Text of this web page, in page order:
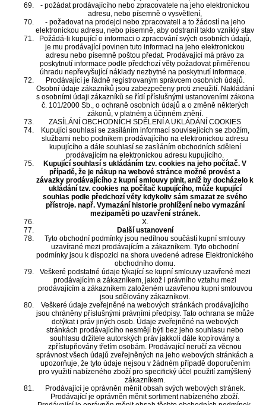
- požádat prodávajícího nebo zpracovatele na jeho elektronickou
adresu, nebo písemně o vysvětlení,
- požadovat na prodejci nebo zpracovateli a to žádostí na jeho
elektronickou adresu, nebo písemně, aby odstranil takto vzniklý stav
Požádá-li kupující o informaci o zpracování svých osobních údajů,
je mu prodávající povinen tuto informaci na jeho elektronickou
adresu nebo písemně poštou předat. Prodávající má právo za
poskytnutí informace podle předchozí věty požadovat přiměřenou
úhradu nepřevyšující náklady nezbytné na poskytnutí informace.
Prodávající je řádně registrovaným správcem osobních údajů.
Osobní údaje zákazníků jsou zabezpečeny proti zneužití. Nakládání
s osobními údaji zákazníků se řídí příslušnými ustanoveními zákona
č. 101/2000 Sb., o ochraně osobních údajů a o změně některých
zákonů, v platném a účinném znění.
ZASÍLÁNÍ OBCHODNÍCH SDĚLENÍ A UKLÁDÁNÍ COOKIES
Kupující souhlasí se zasíláním informací souvisejících se zbožím,
službami nebo podnikem prodávajícího na elektronickou adresu
kupujícího a dále souhlasí se zasíláním obchodních sdělení
prodávajícím na elektronickou adresu kupujícího.
Kupující souhlasí s ukládáním tzv. cookies na jeho počítač. V
případě, že je nákup na webové stránce možné provést a
závazky prodávajícího z kupní smlouvy plnit, aniž by docházelo k
ukládání tzv. cookies na počítač kupujícího, může kupující
souhlas podle předchozí věty kdykoliv sám smazat ze svého
přístroje. např. Vymazání historie prohlížení nebo vymazání
mezipaměti po uzavření stránek.
X.
Další ustanovení
Tyto obchodní podmínky jsou nedílnou součástí kupní smlouvy
uzavírané mezi prodávajícím a zákazníkem. Tyto obchodní
podmínky jsou k dispozici na shora uvedené adrese Elektronického
obchodního domu.
Veškeré podstatné údaje týkající se kupní smlouvy uzavřené mezi
prodávajícím a zákazníkem, jakož i právního vztahu mezi
prodávajícím a zákazníkem založeném uzavřenou kupní smlouvou
jsou sdělovány zákazníkovi.
Veškeré údaje zveřejněné na webových stránkách prodávajícího
jsou chráněny příslušnými právními předpisy. Tato ochrana se může
dotýkat i práv jiných osob. Údaje zveřejněné na webových
stránkách prodávajícího nesmějí býti bez jeho souhlasu nebo
souhlasu držitele autorských práv jakkoli dále kopírovány a
zpřístupňovány třetím osobám. Prodávající neručí za věcnou
správnost všech údajů zveřejněných na jeho webových stránkách a
upozorňuje, že tyto údaje nejsou v žádném případě doporučením
pro využití nabízeného zboží pro specifický účel použití zamýšlený
zákazníkem.
Prodávající je oprávněn měnit obsah svých webových stránek.
Prodávající je oprávněn měnit sortiment nabízeného zboží.